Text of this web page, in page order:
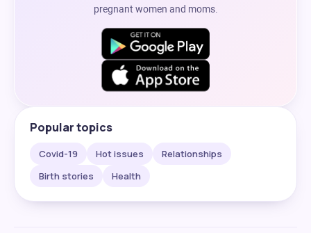
pregnant women and moms.
Popular topics
Covid-19 Hot issues
Relationships
Birth stories
Health